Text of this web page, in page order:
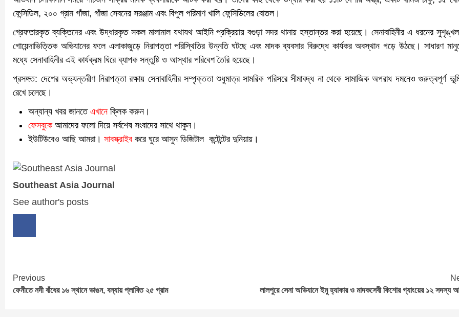
ফেন্সিডিল, ২০০ গ্রাম গাঁজা, গাঁজা সেবনের সরঞ্জাম এবং বিপুল পরিমাণ খালি ফেন্সিডিলের বোতল।
গ্রেফতারকৃত ব্যক্তিদের এবং উদ্ধারকৃত সকল মালামাল যথাযথ আইনি প্রক্রিয়ায় বগুড়া সদর থানায় হস্তান্তর করা হয়েছে। সেনাবাহিনীর এ ধরনের
গোয়েন্দাভিত্তিক অভিযানের ফলে এলাকাজুড়ে নিরাপত্তা পরিস্থিতির উন্নতি ঘটছে এবং মাদক ব্যবসার বিরুদ্ধে কার্যকর অবস্থান গড়ে উঠছে। সাধারণ
মধ্যে সেনাবাহিনীর এই কার্যক্রম ঘিরে ব্যাপক সন্তুষ্টি ও আস্থার পরিবেশ তৈরি হয়েছে।
প্রসঙ্গত: দেশের অভ্যন্তরীণ নিরাপত্তা রক্ষায় সেনাবাহিনীর সম্পৃক্ততা শুধুমাত্র সামরিক পরিসরে সীমাবদ্ধ না থেকে সামাজিক অপরাধ দমনেও গুরুত্বপূর্ণ
রেখে চলেছে।
অন্যান্য খবর জানতে এখানে ক্লিক করুন।
ফেসবুকেআমাদের ফলো দিয়ে সর্বশেষ সংবাদের সাথে থাকুন।
ইউটিউবেও আছি আমরা। সাবস্ক্রাইব করে ঘুরে আসুন ডিজিটাল কন্টেন্টের দুনিয়ায়।
Southeast Asia Journal
See author's posts
Continue
Reading
Previous
ফেনীতে নদী বাঁধের ১৬ স্থানে ভাঙন, বন্যায় প্লাবিত ২৫ গ্রাম
লালপুরে সেনা অভিযানে ইমু হ্যাকার ও মাদকসেবী কিশোর গ্যাংয়ের ১২ সদস্য